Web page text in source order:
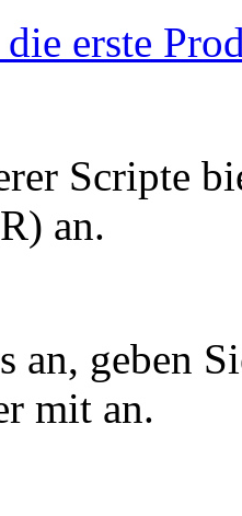
erste
Scripte
an.
an, geben
mit an.